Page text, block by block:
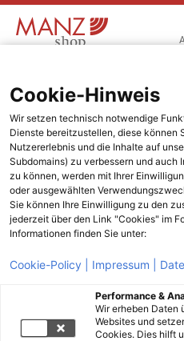
Cookie-Hinweis
Wir setzen technisch notwendige
Dienste bereitzustellen, diese können
Nutzererlebnis und die Inhalte auf
Subdomains) zu verbessern und
zu können, werden mit Ihrer
oder ausgewählten
Sie können Ihre Einwilligung zu den
jederzeit über den Link "Cookies" im
Informationen finden Sie unter:
Cookie-Policy | Impressum |
Performance &
Wir erheben Daten
Websites und
Cookies. Dies hilft